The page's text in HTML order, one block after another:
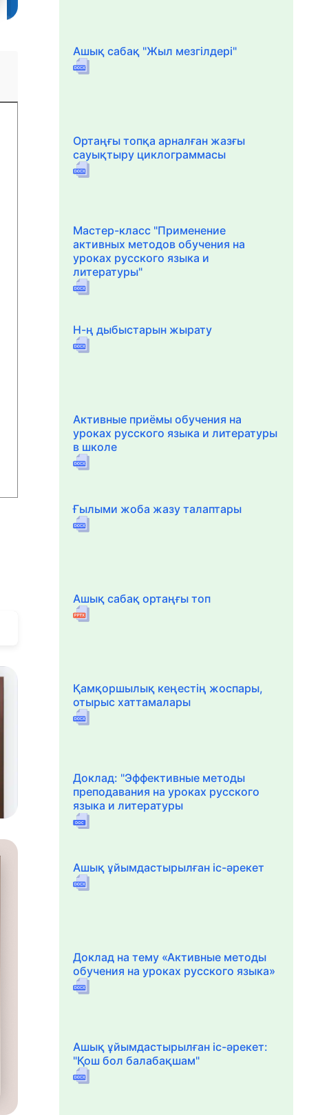
Ашық сабақ "Жыл мезгілдері"
Ортаңғы топқа арналған жазғы
сауықтыру циклограммасы
Мастер-класс "Применение
активных методов обучения на
уроках русского языка и
литературы"
Н-ң дыбыстарын жырату
Активные приёмы обучения на
уроках русского языка и литературы
в школе
Ғылыми жоба жазу талаптары
Ашық сабақ ортаңғы топ
Қамқоршылық кеңестің жоспары,
отырыс хаттамалары
Доклад: "Эффективные методы
преподавания на уроках русского
языка и литературы
Ашық ұйымдастырылған іс-әрекет
Доклад на тему «Активные методы
обучения на уроках русского языка»
Ашық ұйымдастырылған іс-әрекет:
"Қош бол балабақшам"